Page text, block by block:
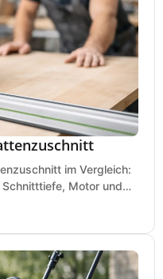
im Vergleich:
Motor und